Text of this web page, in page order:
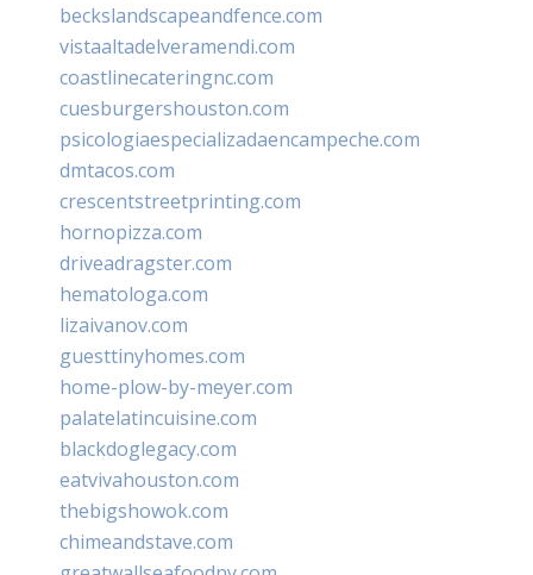
beckslandscapeandfence.com
vistaaltadelveramendi.com
coastlinecateringnc.com
cuesburgershouston.com
psicologiaespecializadaencampeche.com
dmtacos.com
crescentstreetprinting.com
hornopizza.com
driveadragster.com
hematologa.com
lizaivanov.com
guesttinyhomes.com
home-plow-by-meyer.com
palatelatincuisine.com
blackdoglegacy.com
eatvivahouston.com
thebigshowok.com
chimeandstave.com